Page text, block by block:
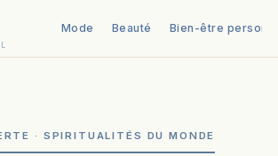
Mode Beauté Bien-être
· SPIRITUALITÉS DU MONDE